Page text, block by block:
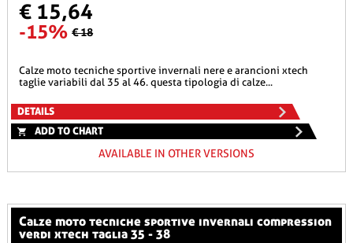
€ 15,64
-15% € 18
calze moto tecniche sportive invernali nere e arancioni xtech
taglie variabili dal 35 al 46. questa tipologia di calze...
DETAILS
ADD TO CHART
AVAILABLE IN OTHER VERSIONS
calze moto tecniche sportive invernali compression
verdi xtech taglia 35 - 38